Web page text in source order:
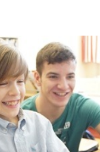
CAMPUS
GEILENKIRCHEN